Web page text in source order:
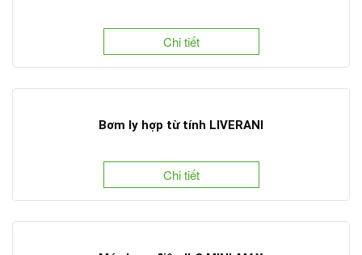
Chi tiết
Bơm ly hợp từ tính LIVERANI
Chi tiết